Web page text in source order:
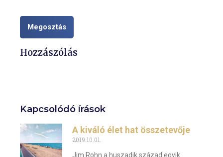
Megosztás
Hozzászólás
Kapcsolódó írások
A kiváló élet hat összetevője
2019.10.01.
Jim Rohn a huszadik század egyik